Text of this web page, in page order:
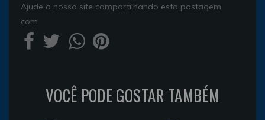
Ajude o nosso site compartilhando esta postagem
com
VOCÊ PODE GOSTAR TAMBÉM